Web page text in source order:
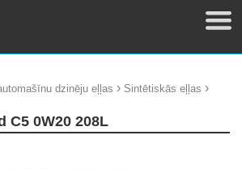
dzinēju eļļas › Sintētiskās eļļas ›
C5 0W20 208L